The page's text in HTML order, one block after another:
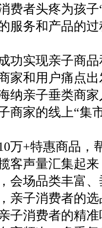
费者头疼为孩子
服务和产品的
功实现亲子商
家和用户痛点
纳亲子垂类商
商家的线上“集
万+特惠商品，
客声量汇集起
会场品类丰富
亲子消费者的
子消费者的精